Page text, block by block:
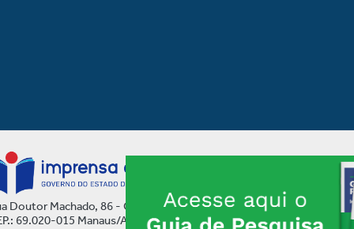
Doutor Machado, 86 - Centro
69.020-015 Manaus/AM